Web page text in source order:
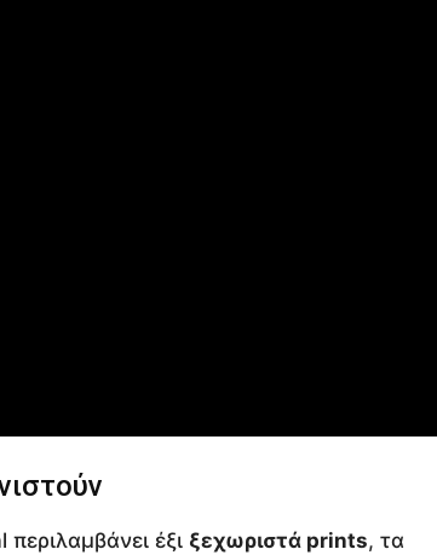
έξι ξεχωριστά prints, τα